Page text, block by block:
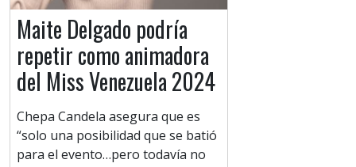
Maite Delgado podría
repetir como animadora
del Miss Venezuela 2024
Chepa Candela asegura que es
“solo una posibilidad que se batió
para el evento…pero todavía no